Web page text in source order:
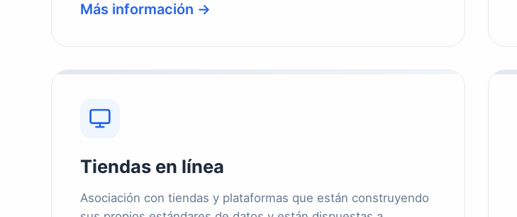
Más información →
Tiendas en línea
Asociación con tiendas y plataformas que están construyendo